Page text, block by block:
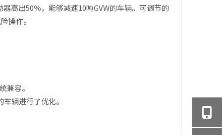
高出50％，能够减速10吨GVW的车辆。可调节的
操作。
兼容。
辆进行了优化。